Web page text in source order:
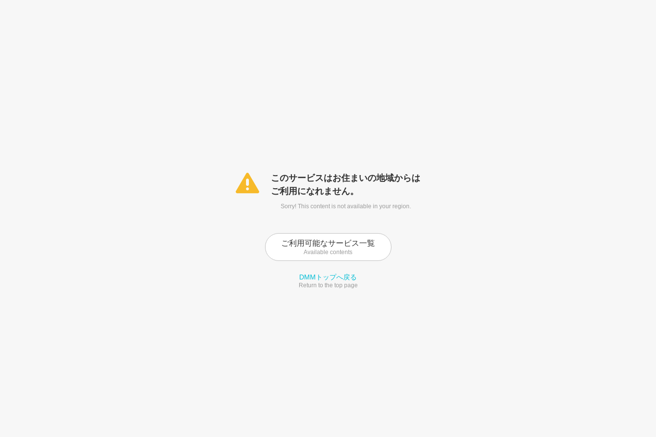
このサービスはお住まいの地域からは
ご利用になれません。
Sorry! This content is not available in your region.
ご利用可能なサービス一覧
Available contents
DMMトップへ戻る
Return to the top page